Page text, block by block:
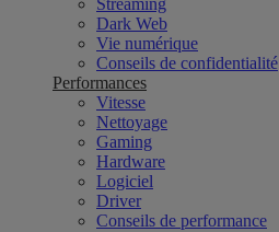
Streaming
Dark Web
Vie numérique
Conseils de confidentialité
Performances
Vitesse
Nettoyage
Gaming
Hardware
Logiciel
Driver
Conseils de performance